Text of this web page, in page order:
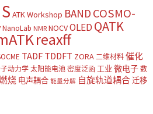
ATK Workshop BAND COSMO-
NanoLab NMR NOCVOLED QATK
reaxff
TADF TDDFT ZORA 二维材料 催化
动力学 太阳能电池 密度泛函 工业 微电子 数
烧 电声耦合 能量分解 自旋轨道耦合迁移